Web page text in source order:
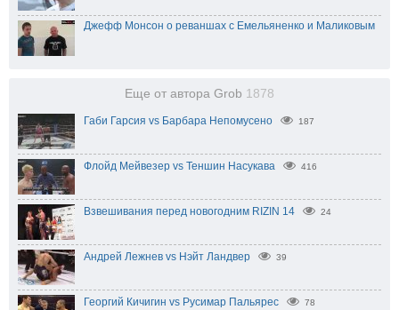
Джефф Монсон о реваншах с Емельяненко и Маликовым
Еще от автора Grob 1878
Габи Гарсия vs Барбара Непомусено 187
Флойд Мейвезер vs Теншин Насукава 416
Взвешивания перед новогодним RIZIN 14 24
Андрей Лежнев vs Нэйт Ландвер 39
Георгий Кичигин vs Русимар Пальярес 78